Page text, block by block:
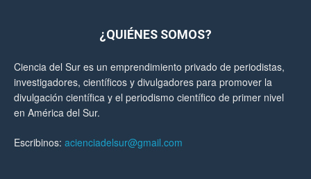
¿QUIÉNES SOMOS?
Ciencia del Sur es un emprendimiento privado de periodistas,
investigadores, científicos y divulgadores para promover la
divulgación científica y el periodismo científico de primer nivel
en América del Sur.
Escribinos: acienciadelsur@gmail.com